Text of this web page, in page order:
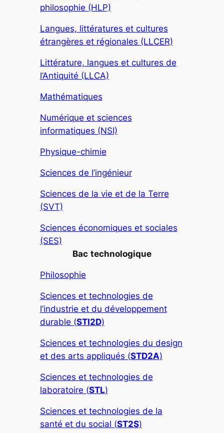
philosophie (HLP)
Langues, littératures et cultures
étrangères et régionales (LLCER)
Littérature, langues et cultures de
l’Antiquité (LLCA)
Mathématiques
Numérique et sciences
informatiques (NSI)
Physique-chimie
Sciences de l’ingénieur
Sciences de la vie et de la Terre
(SVT)
Sciences économiques et sociales
(SES)
Bac technologique
Philosophie
Sciences et technologies de
l’industrie et du développement
durable (STI2D)
Sciences et technologies du design
et des arts appliqués (STD2A)
Sciences et technologies de
laboratoire (STL)
Sciences et technologies de la
santé et du social (ST2S)